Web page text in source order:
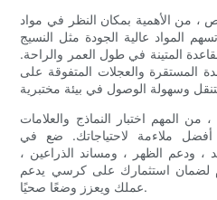
، من الأهمية بمكان النظر في مواد
المواد عالية الجودة مثل النسيج
المتينة في طول العمر والراحة.
المستقرة والعجلات المتفوقة على
من المهم اختبار النماذج والعلامات
أفضل ملاءمة لاحتياجاتك. ضع في
، ودعم الظهر ، ومساند الذراعين ،
لضمان استثمارك على كرسي يدعم
عملك ويعزز وضعًا صحيًا.